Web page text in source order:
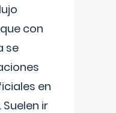
con
se
en
ir